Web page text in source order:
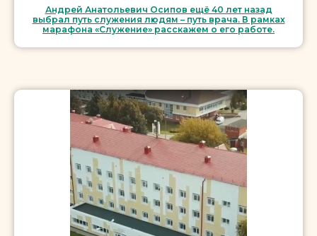
Андрей Анатольевич Осипов ещё 40 лет назад
выбрал путь служения людям – путь врача. В рамках
марафона «Служение» расскажем о его работе.